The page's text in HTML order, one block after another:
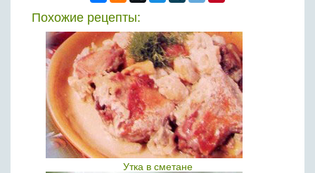
Похожие рецепты:
Утка в сметане